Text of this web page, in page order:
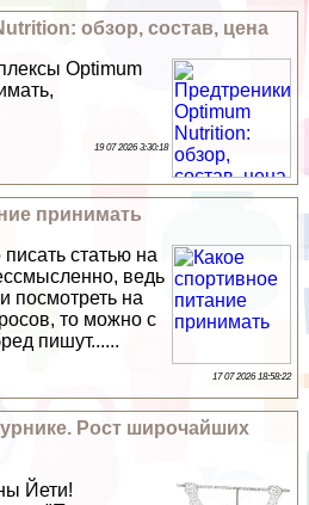
обзор, состав, цена
Optimum
19 07 2026 3:30:18
принимать
статью на
ведь
посмотреть на
то можно с
пишут......
17 07 2026 18:58:22
Рост широчайших
Йети!